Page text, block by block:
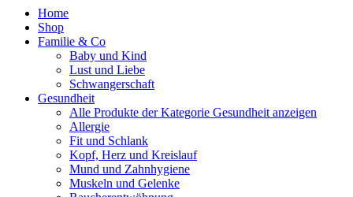
Home
Shop
Familie & Co
Baby und Kind
Lust und Liebe
Schwangerschaft
Gesundheit
Alle Produkte der Kategorie Gesundheit anzeigen
Allergie
Fit und Schlank
Kopf, Herz und Kreislauf
Mund und Zahnhygiene
Muskeln und Gelenke